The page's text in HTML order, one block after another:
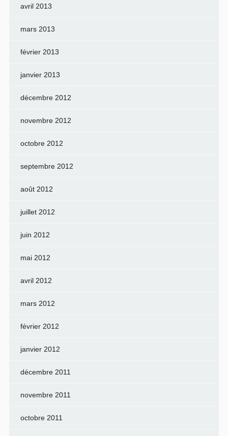
avril 2013
mars 2013
février 2013
janvier 2013
décembre 2012
novembre 2012
octobre 2012
septembre 2012
août 2012
juillet 2012
juin 2012
mai 2012
avril 2012
mars 2012
février 2012
janvier 2012
décembre 2011
novembre 2011
octobre 2011